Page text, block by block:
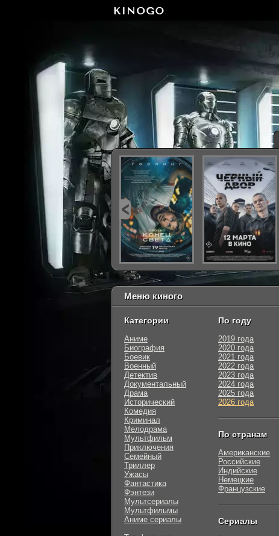
Меню киного
Категории
Аниме
Биография
Боевик
Военный
Детектив
Документальный
Драма
Исторический
Комедия
Криминал
Мелодрама
Мультфильм
Приключения
Семейный
Триллер
Ужасы
Фантастика
Фэнтези
Мультсериалы
Мультфильмы
Аниме сериалы
По году
2019 года
2020 года
2021 года
2022 года
2023 года
2024 года
2025 года
2026 года
По странам
Американские
Российские
Индийские
Немецкие
Французские
Сериалы